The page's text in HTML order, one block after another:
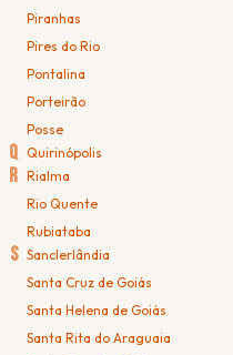
Piranhas
Pires do Rio
Pontalina
Porteirão
Posse
Q Quirinópolis
R Rialma
Rio Quente
Rubiataba
S Sanclerlândia
Santa Cruz de Goiás
Santa Helena de Goiás
Santa Rita do Araguaia